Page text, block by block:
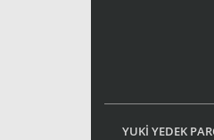
YUKİ YEDEK